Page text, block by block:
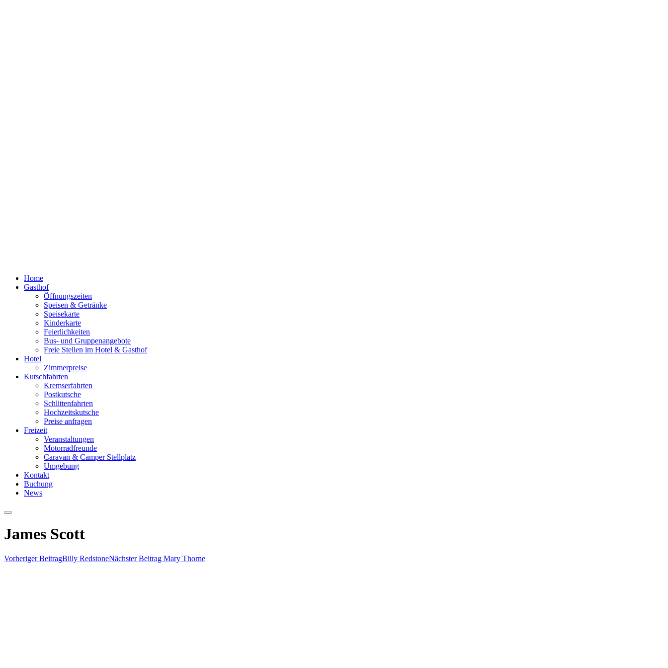
Home
Gasthof
Öffnungszeiten
Speisen & Getränke
Speisekarte
Kinderkarte
Feierlichkeiten
Bus- und Gruppenangebote
Freie Stellen im Hotel & Gasthof
Hotel
Zimmerpreise
Kutschfahrten
Kremserfahrten
Postkutsche
Schlittenfahrten
Hochzeitskutsche
Preise anfragen
Freizeit
Veranstaltungen
Motorradfreunde
Caravan & Camper Stellplatz
Umgebung
Kontakt
Buchung
News
Hauptmenü
James Scott
Vorheriger BeitragBilly RedstoneNächster Beitrag Mary Thorne